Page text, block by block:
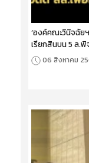
‘องค์คณะวินิจฉัย
เรียกสินบน 5 ล.
06 สิงหาคม